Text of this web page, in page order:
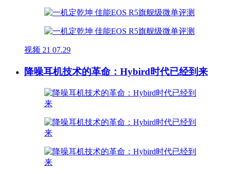
视频 21 07.29
降噪耳机技术的革命：Hybird时代已经到来